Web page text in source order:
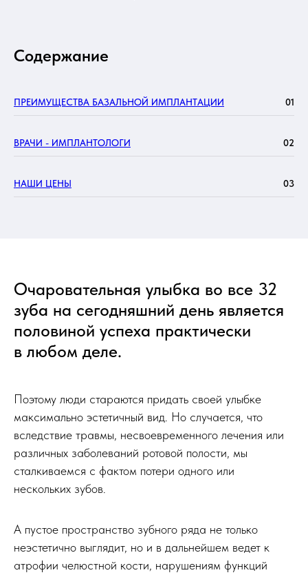
Содержание
ПРЕИМУЩЕСТВА БАЗАЛЬНОЙ ИМПЛАНТАЦИИ 01
ВРАЧИ - ИМПЛАНТОЛОГИ 02
НАШИ ЦЕНЫ 03
Очаровательная улыбка во все 32
зуба на сегодняшний день является
половиной успеха практически
в любом деле.
Поэтому люди стараются придать своей улыбке
максимально эстетичный вид. Но случается, что
вследствие травмы, несвоевременного лечения или
различных заболеваний ротовой полости, мы
сталкиваемся с фактом потери одного или
нескольких зубов.
А пустое пространство зубного ряда не только
неэстетично выглядит, но и в дальнейшем ведет к
атрофии челюстной кости, нарушениям функций